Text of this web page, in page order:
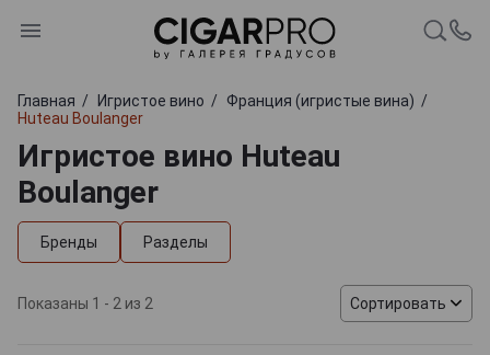
Главная Игристое вино
Франция (игристые вина)
Huteau Boulanger
Игристое вино Huteau
Boulanger
Бренды Разделы
Показаны 1 - 2 из 2 Сортировать